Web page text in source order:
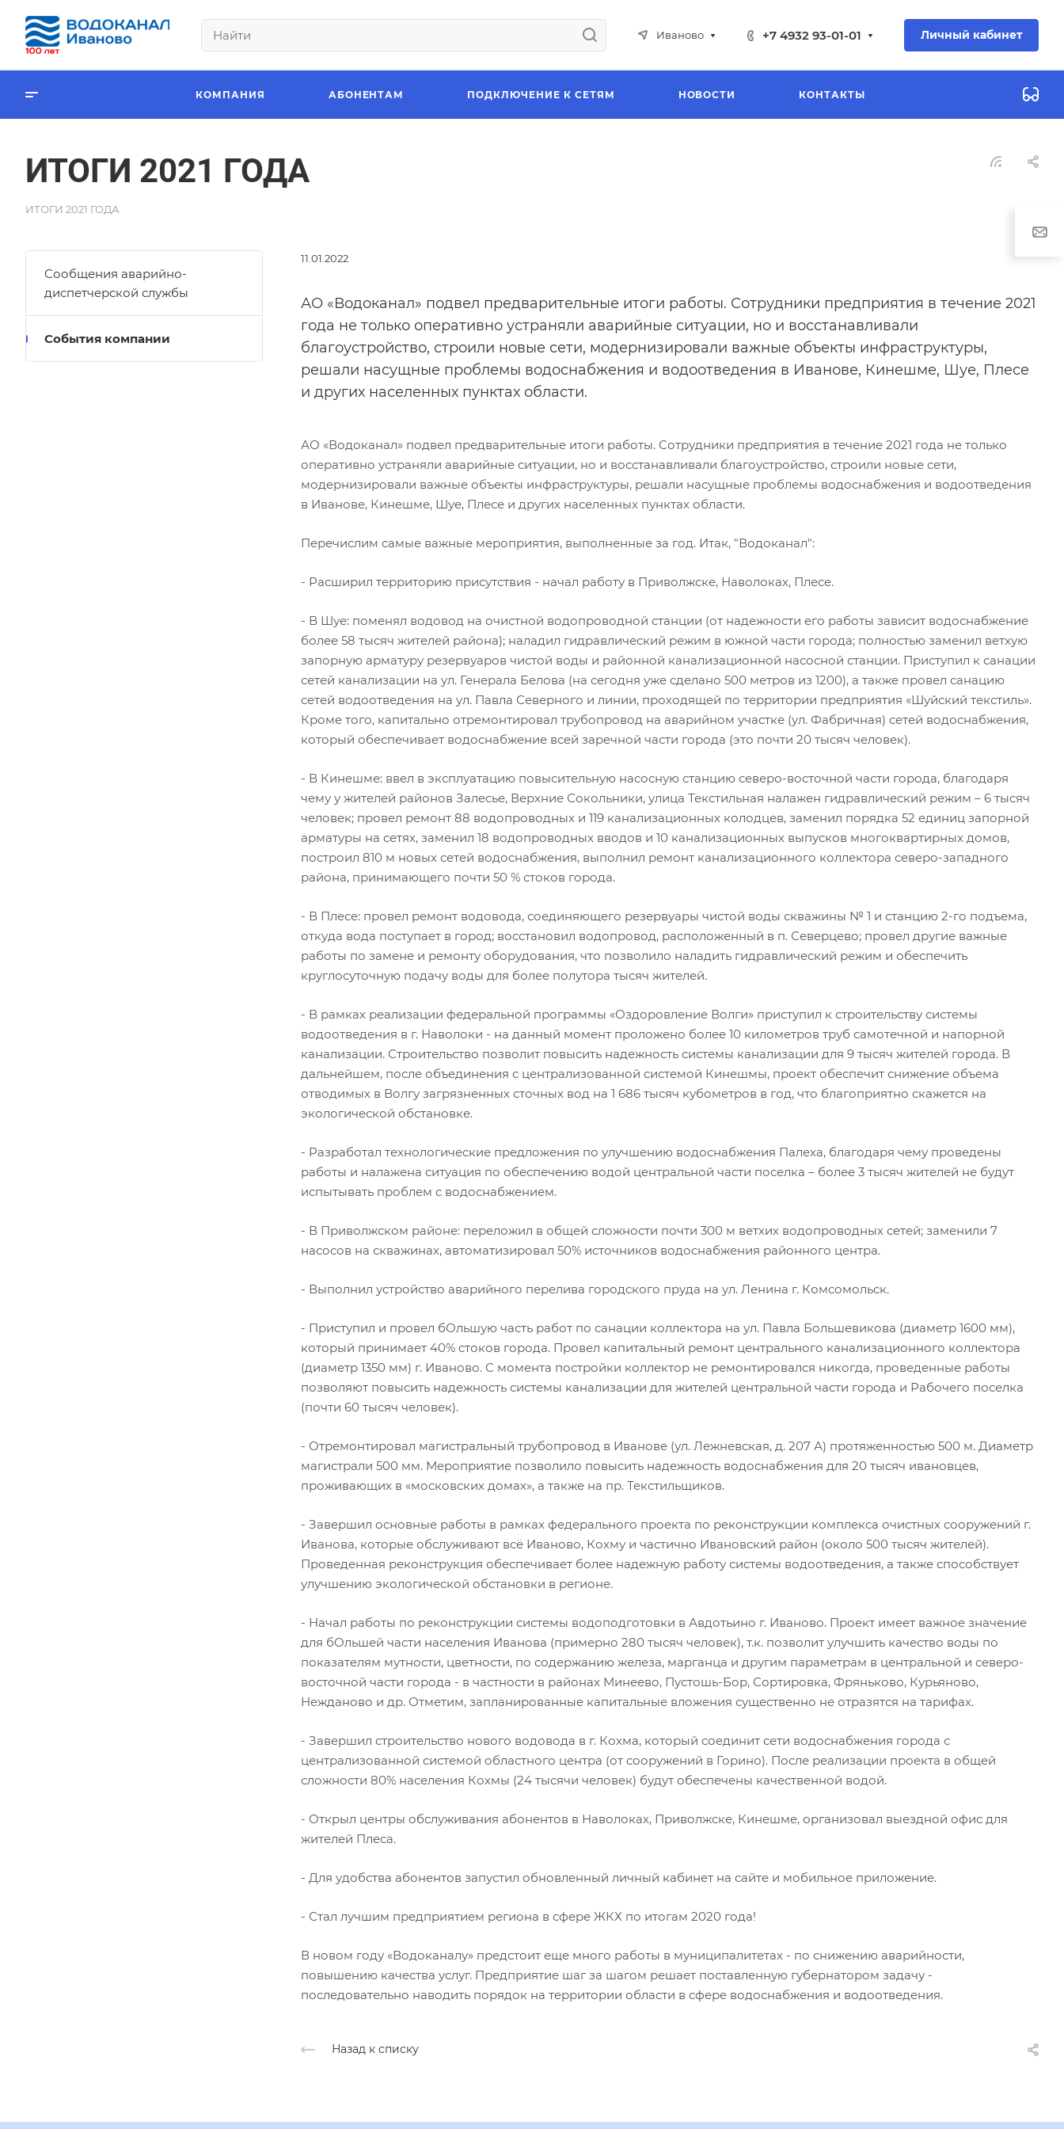
Иваново +7 4932 93-01-01 Личный кабинет
КОМПАНИЯ АБОНЕНТАМ ПОДКЛЮЧЕНИЕ К СЕТЯМ НОВОСТИ КОНТАКТЫ
ИТОГИ 2021 ГОДА
ИТОГИ 2021 ГОДА
11.01.2022
АО «Водоканал» подвел предварительные итоги работы. Сотрудники предприятия в течение 2021
года не только оперативно устраняли аварийные ситуации, но и восстанавливали
благоустройство, строили новые сети, модернизировали важные объекты инфраструктуры,
решали насущные проблемы водоснабжения и водоотведения в Иванове, Кинешме, Шуе, Плесе
и других населенных пунктах области.
АО «Водоканал» подвел предварительные итоги работы. Сотрудники предприятия в течение 2021 года не только
оперативно устраняли аварийные ситуации, но и восстанавливали благоустройство, строили новые сети,
модернизировали важные объекты инфраструктуры, решали насущные проблемы водоснабжения и водоотведения
в Иванове, Кинешме, Шуе, Плесе и других населенных пунктах области.
Перечислим самые важные мероприятия, выполненные за год. Итак, "Водоканал":
- Расширил территорию присутствия - начал работу в Приволжске, Наволоках, Плесе.
- В Шуе: поменял водовод на очистной водопроводной станции (от надежности его работы зависит водоснабжение
более 58 тысяч жителей района); наладил гидравлический режим в южной части города; полностью заменил ветхую
запорную арматуру резервуаров чистой воды и районной канализационной насосной станции. Приступил к санации
сетей канализации на ул. Генерала Белова (на сегодня уже сделано 500 метров из 1200), а также провел санацию
сетей водоотведения на ул. Павла Северного и линии, проходящей по территории предприятия «Шуйский текстиль».
Кроме того, капитально отремонтировал трубопровод на аварийном участке (ул. Фабричная) сетей водоснабжения,
который обеспечивает водоснабжение всей заречной части города (это почти 20 тысяч человек).
- В Кинешме: ввел в эксплуатацию повысительную насосную станцию северо-восточной части города, благодаря
чему у жителей районов Залесье, Верхние Сокольники, улица Текстильная налажен гидравлический режим – 6 тысяч
человек; провел ремонт 88 водопроводных и 119 канализационных колодцев, заменил порядка 52 единиц запорной
арматуры на сетях, заменил 18 водопроводных вводов и 10 канализационных выпусков многоквартирных домов,
построил 810 м новых сетей водоснабжения, выполнил ремонт канализационного коллектора северо-западного
района, принимающего почти 50 % стоков города.
- В Плесе: провел ремонт водовода, соединяющего резервуары чистой воды скважины № 1 и станцию 2-го подъема,
откуда вода поступает в город; восстановил водопровод, расположенный в п. Северцево; провел другие важные
работы по замене и ремонту оборудования, что позволило наладить гидравлический режим и обеспечить
круглосуточную подачу воды для более полутора тысяч жителей.
- В рамках реализации федеральной программы «Оздоровление Волги» приступил к строительству системы
водоотведения в г. Наволоки - на данный момент проложено более 10 километров труб самотечной и напорной
канализации. Строительство позволит повысить надежность системы канализации для 9 тысяч жителей города. В
дальнейшем, после объединения с централизованной системой Кинешмы, проект обеспечит снижение объема
отводимых в Волгу загрязненных сточных вод на 1 686 тысяч кубометров в год, что благоприятно скажется на
экологической обстановке.
- Разработал технологические предложения по улучшению водоснабжения Палеха, благодаря чему проведены
работы и налажена ситуация по обеспечению водой центральной части поселка – более 3 тысяч жителей не будут
испытывать проблем с водоснабжением.
- В Приволжском районе: переложил в общей сложности почти 300 м ветхих водопроводных сетей; заменили 7
насосов на скважинах, автоматизировал 50% источников водоснабжения районного центра.
- Выполнил устройство аварийного перелива городского пруда на ул. Ленина г. Комсомольск.
- Приступил и провел бОльшую часть работ по санации коллектора на ул. Павла Большевикова (диаметр 1600 мм),
который принимает 40% стоков города. Провел капитальный ремонт центрального канализационного коллектора
(диаметр 1350 мм) г. Иваново. С момента постройки коллектор не ремонтировался никогда, проведенные работы
позволяют повысить надежность системы канализации для жителей центральной части города и Рабочего поселка
(почти 60 тысяч человек).
- Отремонтировал магистральный трубопровод в Иванове (ул. Лежневская, д. 207 А) протяженностью 500 м. Диаметр
магистрали 500 мм. Мероприятие позволило повысить надежность водоснабжения для 20 тысяч ивановцев,
проживающих в «московских домах», а также на пр. Текстильщиков.
- Завершил основные работы в рамках федерального проекта по реконструкции комплекса очистных сооружений г.
Иванова, которые обслуживают всё Иваново, Кохму и частично Ивановский район (около 500 тысяч жителей).
Проведенная реконструкция обеспечивает более надежную работу системы водоотведения, а также способствует
улучшению экологической обстановки в регионе.
- Начал работы по реконструкции системы водоподготовки в Авдотьино г. Иваново. Проект имеет важное значение
для бОльшей части населения Иванова (примерно 280 тысяч человек), т.к. позволит улучшить качество воды по
показателям мутности, цветности, по содержанию железа, марганца и другим параметрам в центральной и северо-
восточной части города - в частности в районах Минеево, Пустошь-Бор, Сортировка, Фряньково, Курьяново,
Нежданово и др. Отметим, запланированные капитальные вложения существенно не отразятся на тарифах.
- Завершил строительство нового водовода в г. Кохма, который соединит сети водоснабжения города с
централизованной системой областного центра (от сооружений в Горино). После реализации проекта в общей
сложности 80% населения Кохмы (24 тысячи человек) будут обеспечены качественной водой.
- Открыл центры обслуживания абонентов в Наволоках, Приволжске, Кинешме, организовал выездной офис для
жителей Плеса.
- Для удобства абонентов запустил обновленный личный кабинет на сайте и мобильное приложение.
- Стал лучшим предприятием региона в сфере ЖКХ по итогам 2020 года!
В новом году «Водоканалу» предстоит еще много работы в муниципалитетах - по снижению аварийности,
повышению качества услуг. Предприятие шаг за шагом решает поставленную губернатором задачу -
последовательно наводить порядок на территории области в сфере водоснабжения и водоотведения.
Назад к списку
Сообщения аварийно-
диспетчерской службы
События компании